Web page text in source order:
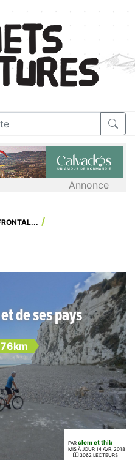
Annonce
de ses pays
PAR clem et thib
MIS À JOUR 14 AVR. 2018
3062 LECTEURS